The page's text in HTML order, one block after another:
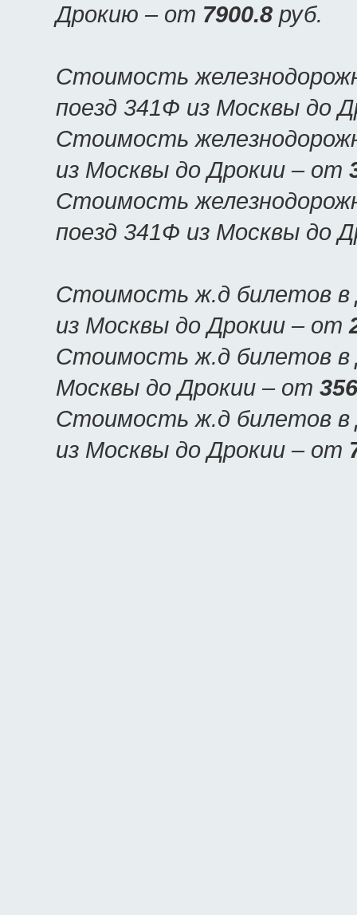
Дрокию – от 7900.8 руб.
Стоимость
поезд 341Ф из Москвы до
Стоимость
из Москвы до Дрокии – от
Стоимость
поезд 341Ф из Москвы до
Стоимость ж.д билетов в
из Москвы до Дрокии – от
Стоимость ж.д билетов в
Москвы до Дрокии – от
Стоимость ж.д билетов в
из Москвы до Дрокии – от